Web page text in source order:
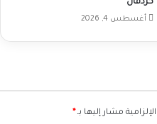
كردفان
أغسطس 4, 2026
مشار إليها بـ *